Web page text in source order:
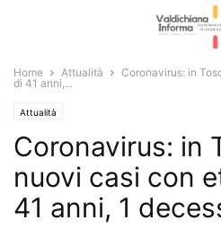
Home Attualità
Coronavirus: in
di 41 anni,...
Attualità
Coronavirus: in
nuovi casi con
41 anni, 1